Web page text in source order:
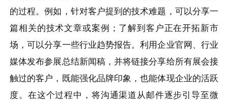
的过程。例如，针对客户提到的技术难题，可以分享一
篇相关的技术文章或案例；了解到客户正在开拓新市
场，可以分享一些行业趋势报告。利用企业官网、行业
媒体发布参展总结新闻稿，并将链接分享给所有展会接
触过的客户，既能强化品牌印象，也能体现企业的活跃
度。在这个过程中，将沟通渠道从邮件逐步引导至微